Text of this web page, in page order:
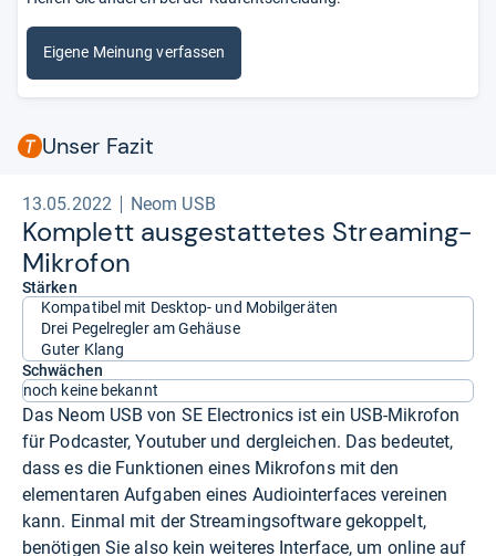
Eigene Meinung verfassen
Unser Fazit
13.05.2022 Neom USB
Kom­plett aus­ge­stat­te­tes Stre­a­ming-​
Mikro­fon
Stärken
Kompatibel mit Desktop- und Mobilgeräten
Drei Pegelregler am Gehäuse
Guter Klang
Schwächen
noch keine bekannt
Das Neom USB von SE Electronics ist ein USB-Mikrofon
für Podcaster, Youtuber und dergleichen. Das bedeutet,
dass es die Funktionen eines Mikrofons mit den
elementaren Aufgaben eines Audiointerfaces vereinen
kann. Einmal mit der Streamingsoftware gekoppelt,
benötigen Sie also kein weiteres Interface, um online auf